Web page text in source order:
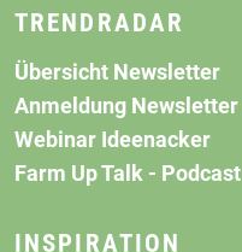
TRENDRADAR
Übersicht Newsletter
Anmeldung Newsletter
Webinar Ideenacker
Farm Up Talk - Podcast
INSPIRATION